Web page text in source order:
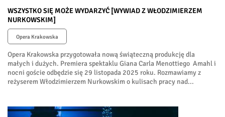
WSZYSTKO SIĘ MOŻE WYDARZYĆ [WYWIAD Z WŁODZIMIERZEM
NURKOWSKIM]
Opera Krakowska
Opera Krakowska przygotowała nową świąteczną produkcję dla
małych i dużych. Premiera spektaklu Giana Carla Menottiego Amahl i
nocni goście odbędzie się 29 listopada 2025 roku. Rozmawiamy z
reżyserem Włodzimierzem Nurkowskim o kulisach pracy nad...